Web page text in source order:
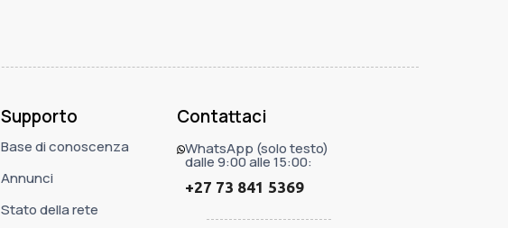
Supporto
Base di conoscenza
Annunci
Stato della rete
Contattaci
WhatsApp (solo testo)
dalle 9:00 alle 15:00:
+27 73 841 5369